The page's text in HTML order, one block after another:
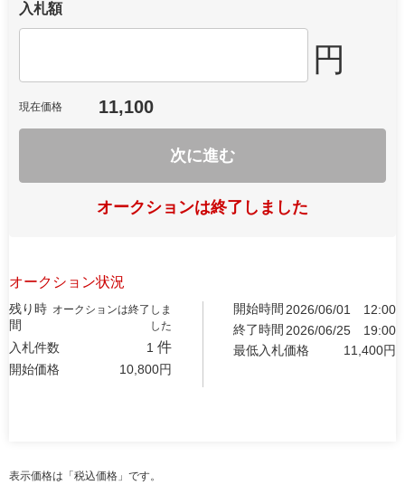
入札額
円
現在価格 11,100
次に進む
オークションは終了しました
オークション状況
残り時
間
オークションは終了しま
した
入札件数 1 件
開始価格 10,800円
開始時間 2026/06/01
12:00
終了時間 2026/06/25
19:00
最低入札価格
11,400円
表示価格は「税込価格」です。